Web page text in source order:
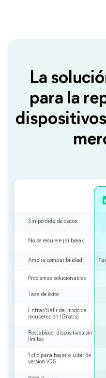
La
para la